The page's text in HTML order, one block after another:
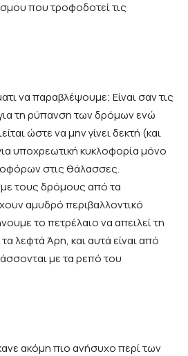
που τροφοδοτεί τις
να παραβλέψουμε; Είναι σαν τις
τη ρύπανση των δρόμων ενώ
ώστε να μην γίνει δεκτή (και
υποχρεωτική κυκλοφορία μόνο
στις θάλασσες.
τους δρόμους από τα
αμυδρό περιβαλλοντικό
το πετρέλαιο να απειλεί τη
λεφτά Άρη, και αυτά είναι από
με τα ρεπό του
ακόμη πιο ανήσυχο περί των